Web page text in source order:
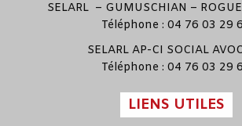
SELARL – GUMUSCHIAN –
Téléphone : 04 76 03 29
SELARL AP-CI SOCIAL
Téléphone : 04 76 03 29
LIENS UTILES